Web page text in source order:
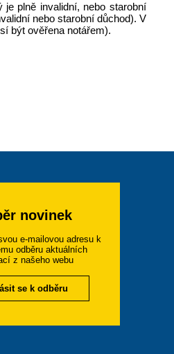
plně invalidní, nebo starobní
nebo starobní důchod). V
být ověřena notářem).
novinek
e-mailovou adresu k
odběru aktuálních
z našeho webu
se k odběru